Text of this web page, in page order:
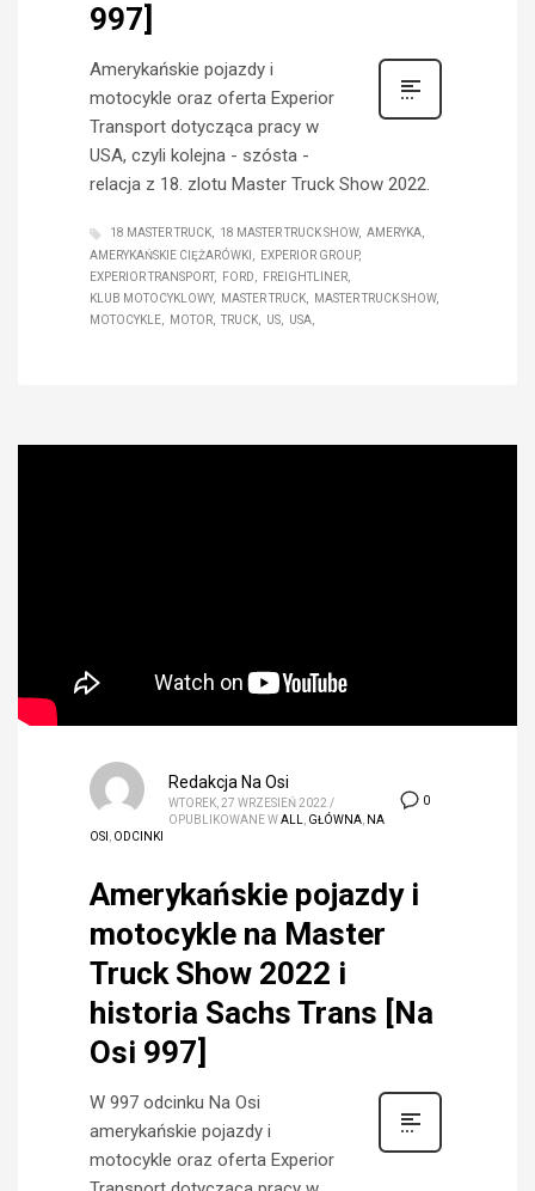
997]
Amerykańskie pojazdy i
motocykle oraz oferta Experior
Transport dotycząca pracy w
USA, czyli kolejna - szósta -
relacja z 18. zlotu Master Truck Show 2022.
18 MASTER TRUCK 18 MASTER TRUCK SHOW
AMERYKA
AMERYKAŃSKIE CIĘŻARÓWKI
EXPERIOR GROUP
EXPERIOR TRANSPORT
FORD
FREIGHTLINER
KLUB MOTOCYKLOWY
MASTER TRUCK
MASTER TRUCK SHOW
MOTOCYKLE
MOTOR TRUCK US USA
0
Redakcja Na Osi
WTOREK, 27 WRZESIEŃ 2022 /
OPUBLIKOWANE WALL GŁÓWNA NA
OSI
ODCINKI
Amerykańskie pojazdy i
motocykle na Master
Truck Show 2022 i
historia Sachs Trans [Na
Osi 997]
W 997 odcinku Na Osi
amerykańskie pojazdy i
motocykle oraz oferta Experior